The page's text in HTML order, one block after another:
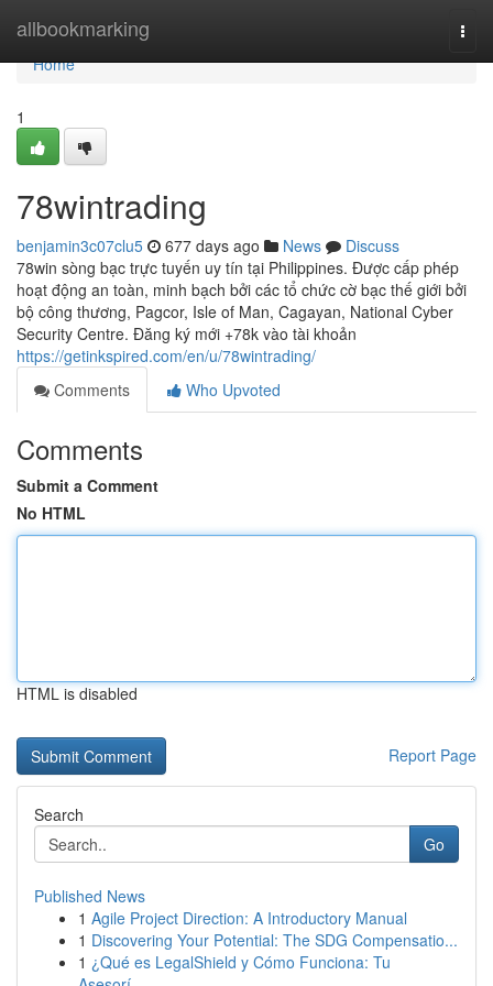
allbookmarking
Home
Home
1
78wintrading
benjamin3c07clu5 677 days ago News
Discuss
78win sòng bạc trực tuyến uy tín tại Philippines. Được cấp phép
hoạt động an toàn, minh bạch bởi các tổ chức cờ bạc thế giới bởi
bộ công thương, Pagcor, Isle of Man, Cagayan, National Cyber
Security Centre. Đăng ký mới +78k vào tài khoản
https://getinkspired.com/en/u/78wintrading/
Comments
Who Upvoted
Comments
Submit a Comment
No HTML
HTML is disabled
Report Page
Search
Go
Published News
1 Agile Project Direction: A Introductory Manual
1 Discovering Your Potential: The SDG Compensatio...
1 ¿Qué es LegalShield y Cómo Funciona: Tu